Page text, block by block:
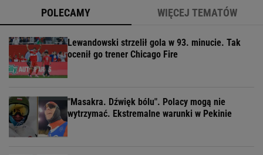
POLECAMY WIĘCEJ TEMATÓW
Lewandowski strzelił gola w 93. minucie. Tak
ocenił go trener Chicago Fire
"Masakra. Dźwięk bólu". Polacy mogą nie
wytrzymać. Ekstremalne warunki w Pekinie